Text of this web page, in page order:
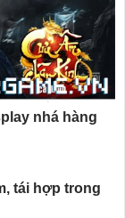
nhá hàng
tái hợp trong